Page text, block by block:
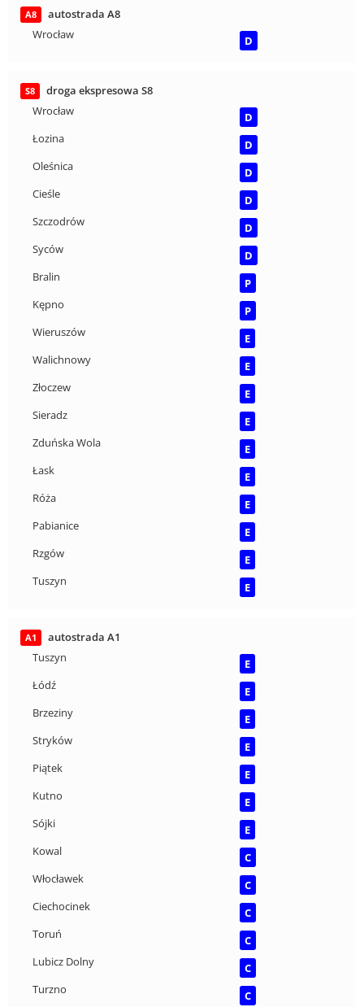
A8
autostrada A8
Wrocław
D
S8
droga ekspresowa S8
Wrocław
D
Łozina
D
Oleśnica
D
Cieśle
D
Szczodrów
D
Syców
D
Bralin
P
Kępno
P
Wieruszów
E
Walichnowy
E
Złoczew
E
Sieradz
E
Zduńska Wola
E
Łask
E
Róża
E
Pabianice
E
Rzgów
E
Tuszyn
E
A1
autostrada A1
Tuszyn
E
Łódź
E
Brzeziny
E
Stryków
E
Piątek
E
Kutno
E
Sójki
E
Kowal
C
Włocławek
C
Ciechocinek
C
Toruń
C
Lubicz Dolny
C
Turzno
C